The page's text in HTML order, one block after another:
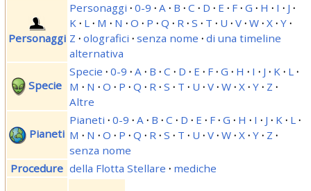
Personaggi
Personaggi · 0-9 · A · B · C · D · E · F · G · H · I · J ·
K · L · M · N · O · P · Q · R · S · T · U · V · W · X · Y ·
Z · olografici · senza nome · di una timeline
alternativa
Specie
Specie · 0-9 · A · B · C · D · E · F · G · H · I · J · K · L ·
M · N · O · P · Q · R · S · T · U · V · W · X · Y · Z ·
Altre
Pianeti
Pianeti · 0-9 · A · B · C · D · E · F · G · H · I · J · K · L ·
M · N · O · P · Q · R · S · T · U · V · W · X · Y · Z ·
senza nome
Procedure della Flotta Stellare · mediche